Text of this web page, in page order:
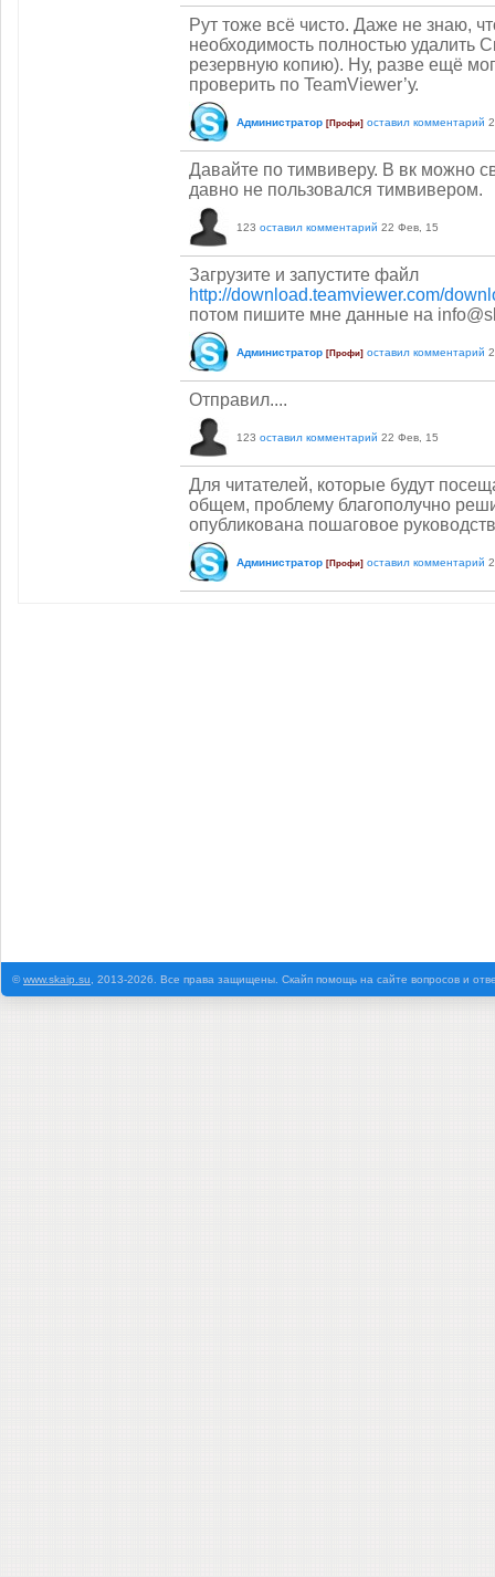
Рут тоже всё чисто. Даже не знаю,
необходимость полностью удалить
резервную копию). Ну, разве ещё
проверить по TeamViewer’у.
Администратор [Профи] оставил комментарий
Давайте по тимвиверу. В вк можно
давно не пользовался тимвивером.
123 оставил комментарий 22 Фев, 15
Загрузите и запустите файл
http://download.teamviewer.com/
потом пишите мне данные на
Администратор [Профи] оставил комментарий
Отправил....
123 оставил комментарий 22 Фев, 15
Для читателей, которые будут
общем, проблему благополучно
опубликована пошаговое
Администратор [Профи] оставил комментарий
©www.skaip.su , 2013-2026. Все права защищены. Скайп помощь на сайте вопросов и